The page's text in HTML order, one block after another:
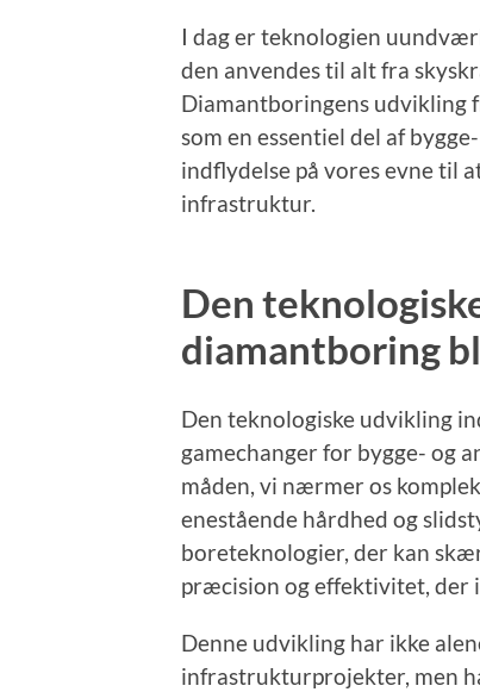
I dag er teknologien
den anvendes til alt fra
Diamantboringens udvikling
som en essentiel del af
indflydelse på vores evne til
infrastruktur.
Den
diamantboring
Den teknologiske udvikling
gamechanger for bygge- og
måden, vi nærmer os
enestående hårdhed og
boreteknologier, der kan
præcision og effektivitet, der
Denne udvikling har ikke
infrastrukturprojekter, men